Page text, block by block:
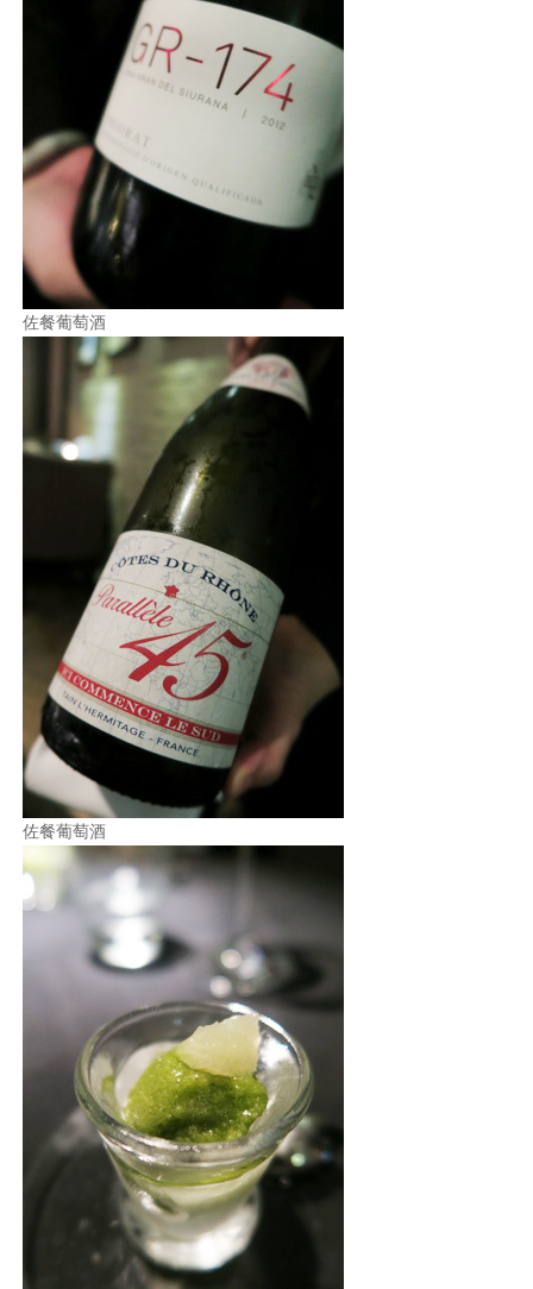
佐餐葡萄酒
佐餐葡萄酒